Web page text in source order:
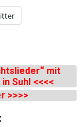
mit
Suhl